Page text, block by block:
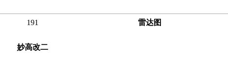
191 雷达图
妙高改二